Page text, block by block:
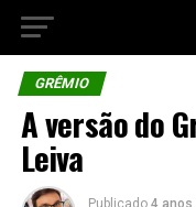
GRÊMIO
A versão do
Leiva
Publicado 4 anos